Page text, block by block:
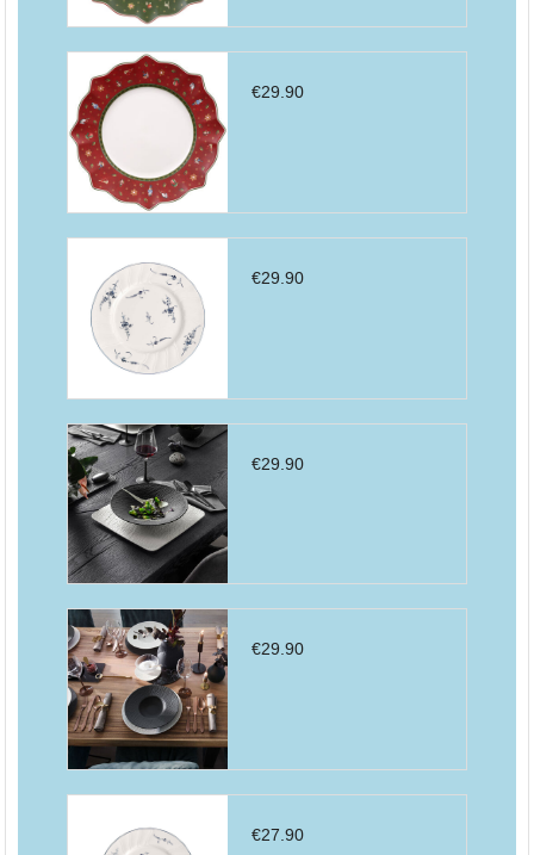
€29.90
€29.90
€29.90
€29.90
€27.90